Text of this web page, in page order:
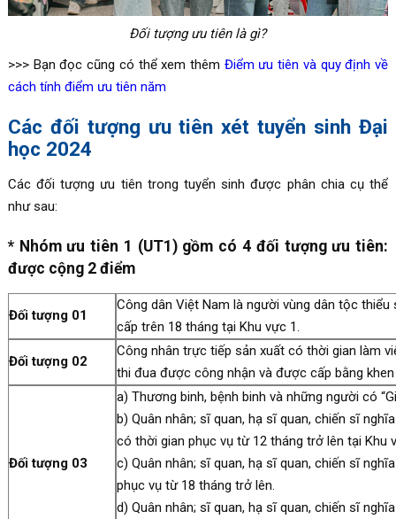
Đối tượng ưu tiên là gì?
>>> Bạn đọc cũng có thể xem thêm Điểm ưu tiên và quy định về
cách tính điểm ưu tiên năm
Các đối tượng ưu tiên xét tuyển sinh Đại
học 2024
Các đối tượng ưu tiên trong tuyển sinh được phân chia cụ thể
như sau:
* Nhóm ưu tiên 1 (UT1) gồm có 4 đối tượng ưu tiên:
được cộng 2 điểm
Đối tượng 01
Công dân Việt Nam là người vùng dân tộc
cấp trên 18 tháng tại Khu vực 1.
Đối tượng 02
Công nhân trực tiếp sản xuất có thời gian làm
thi đua được công nhận và được cấp bằng
Đối tượng 03
a) Thương binh, bệnh binh và những người có
b) Quân nhân; sĩ quan, hạ sĩ quan, chiến sĩ
có thời gian phục vụ từ 12 tháng trở lên tại Khu
c) Quân nhân; sĩ quan, hạ sĩ quan, chiến sĩ
phục vụ từ 18 tháng trở lên.
d) Quân nhân; sĩ quan, hạ sĩ quan, chiến sĩ